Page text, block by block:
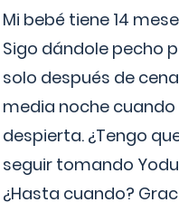
Mi bebé tiene 14
Sigo dándole pecho
solo después de
media noche cuando
despierta. ¿Tengo
seguir tomando
¿Hasta cuando?